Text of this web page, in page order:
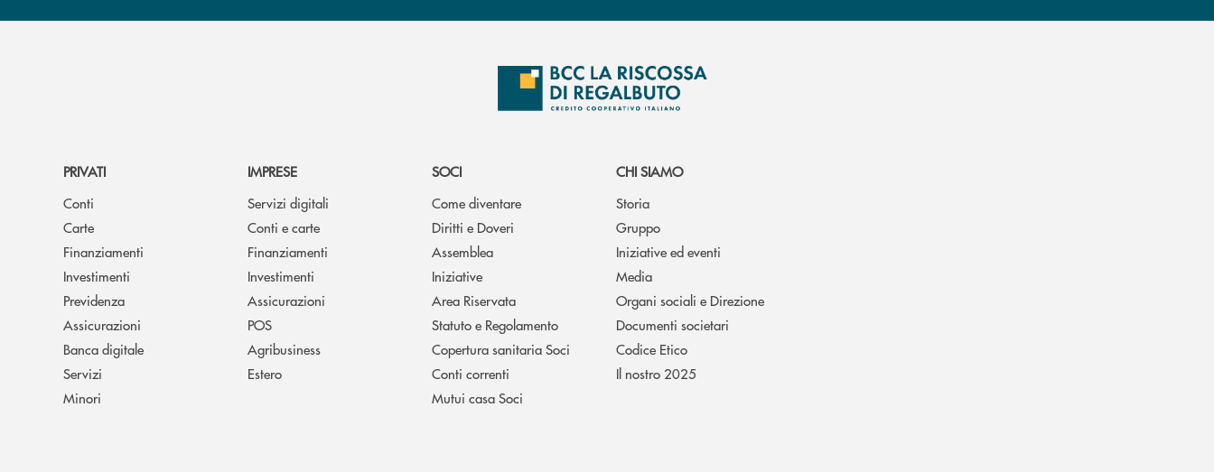
PRIVATI
Conti
Carte
Finanziamenti
Investimenti
Previdenza
Assicurazioni
Banca digitale
Servizi
Minori
IMPRESE
Servizi digitali
Conti e carte
Finanziamenti
Investimenti
Assicurazioni
POS
Agribusiness
Estero
SOCI
Come diventare
Diritti e Doveri
Assemblea
Iniziative
Area Riservata
Statuto e Regolamento
Copertura sanitaria Soci
Conti correnti
Mutui casa Soci
CHI SIAMO
Storia
Gruppo
Iniziative ed eventi
Media
Organi sociali e Direzione
Documenti societari
Codice Etico
Il nostro 2025